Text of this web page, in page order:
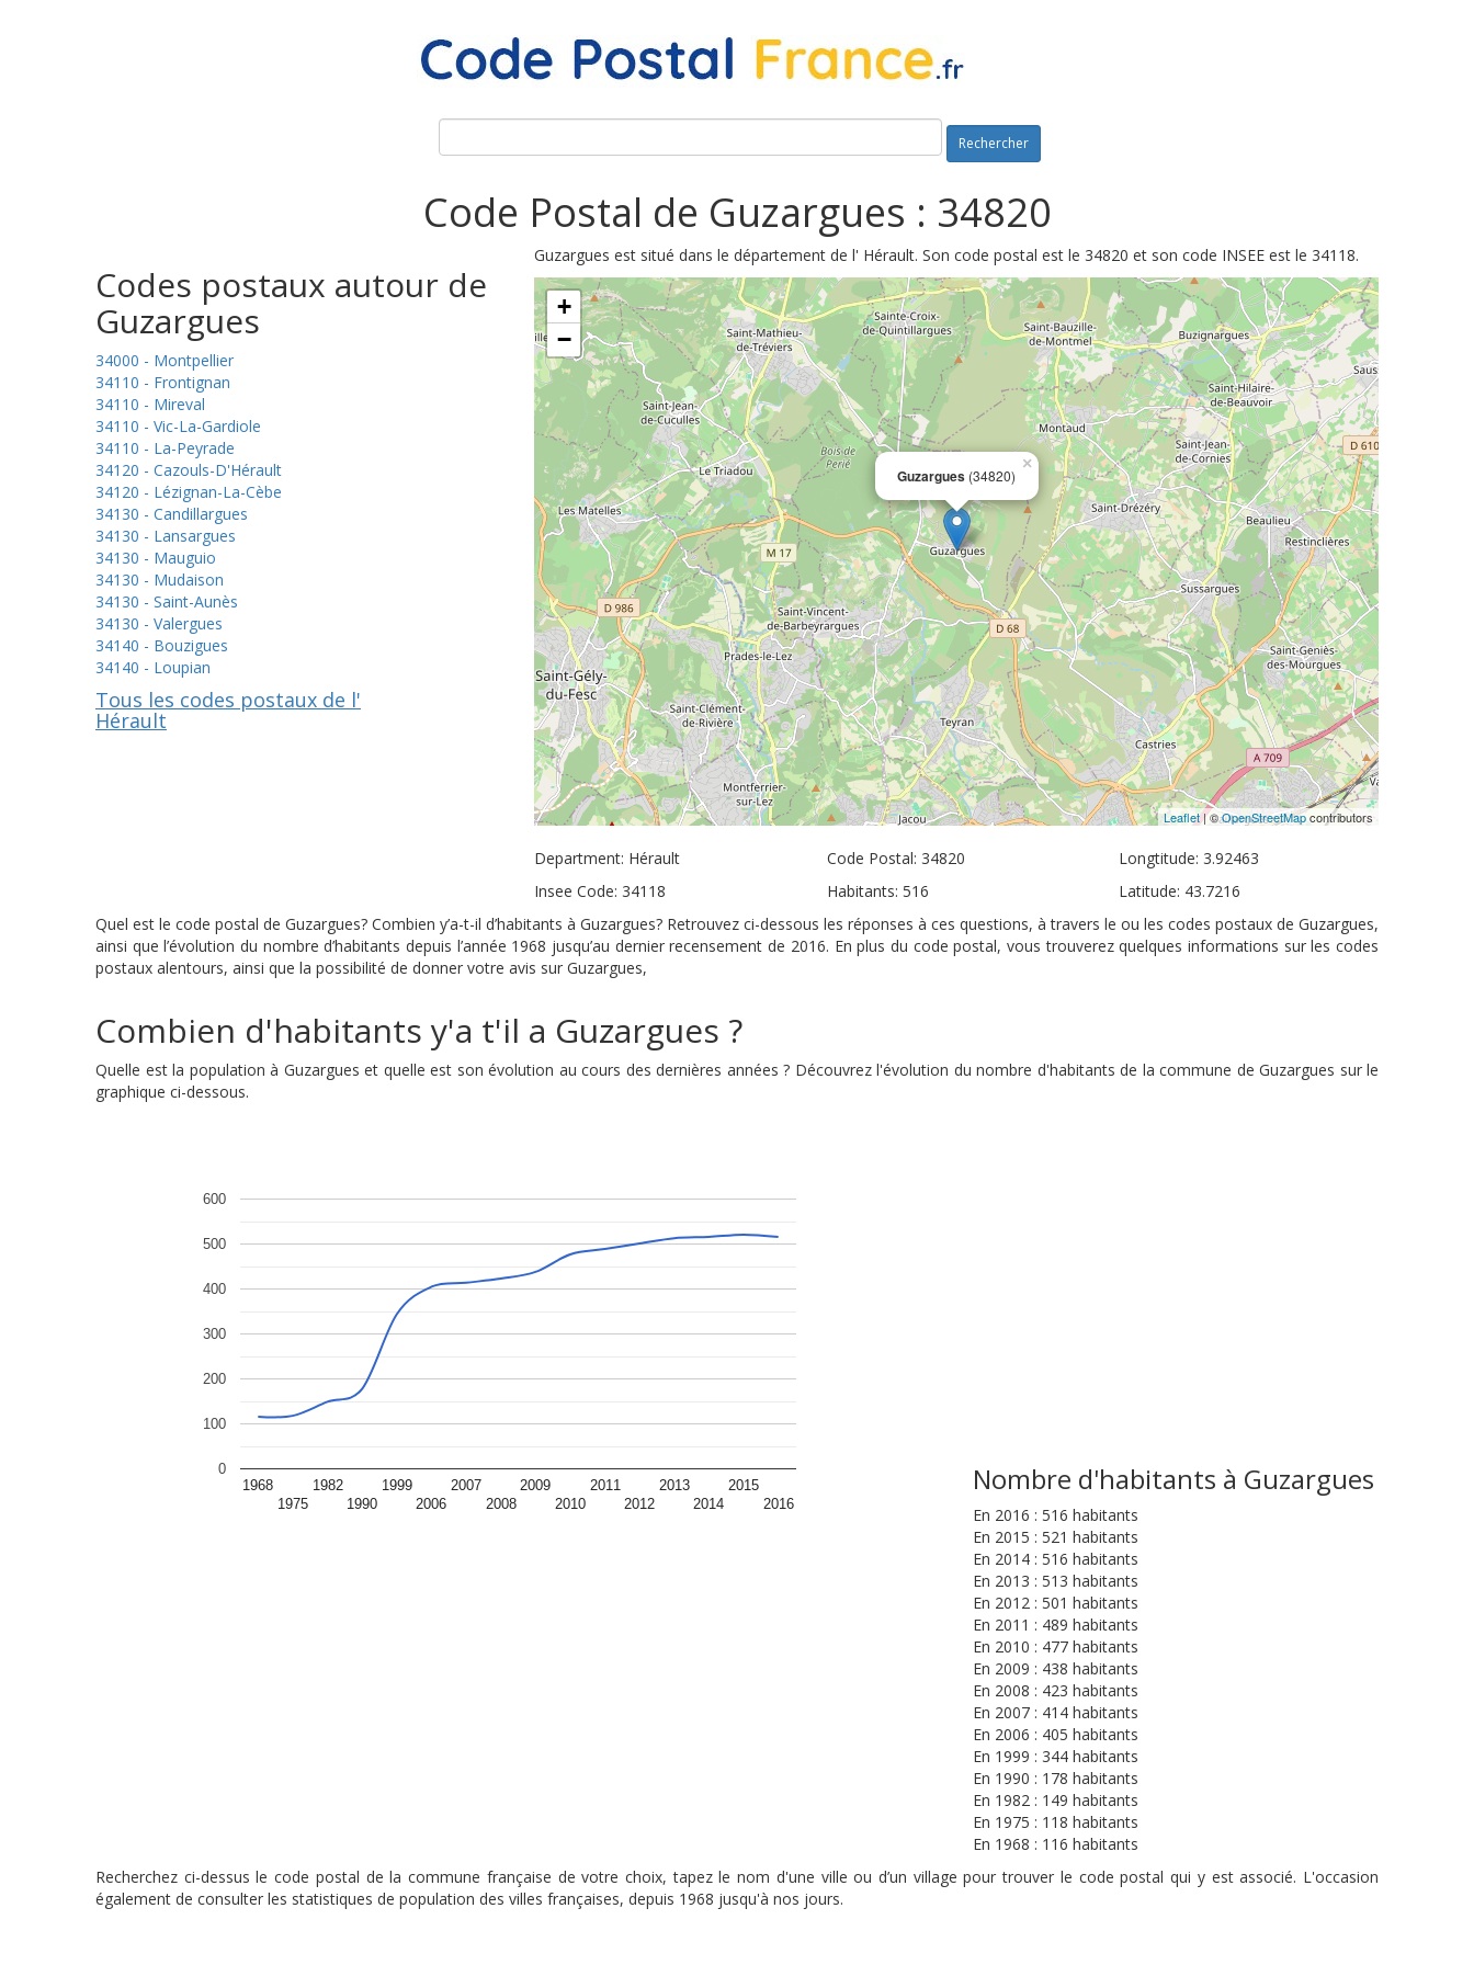
Rechercher
Code Postal de Guzargues : 34820
Codes postaux autour de
Guzargues
34000 - Montpellier
34110 - Frontignan
34110 - Mireval
34110 - Vic-La-Gardiole
34110 - La-Peyrade
34120 - Cazouls-D'Hérault
34120 - Lézignan-La-Cèbe
34130 - Candillargues
34130 - Lansargues
34130 - Mauguio
34130 - Mudaison
34130 - Saint-Aunès
34130 - Valergues
34140 - Bouzigues
34140 - Loupian
Tous les codes postaux de l'
Hérault
Guzargues est situé dans le département de l' Hérault. Son code postal est le 34820 et son code INSEE est le 34118.
Guzargues (34820)
×
+
−
Leaflet| ©OpenStreetMapcontributors
Department: Hérault
Insee Code: 34118
Code Postal: 34820
Habitants: 516
Longtitude: 3.92463
Latitude: 43.7216
Quel est le code postal de Guzargues? Combien y’a-t-il d’habitants à Guzargues? Retrouvez ci-dessous les réponses à ces questions, à travers le ou les codes postaux de Guzargues,
ainsi que l’évolution du nombre d’habitants depuis l’année 1968 jusqu’au dernier recensement de 2016. En plus du code postal, vous trouverez quelques informations sur les codes
postaux alentours, ainsi que la possibilité de donner votre avis sur Guzargues,
Combien d'habitants y'a t'il a Guzargues ?
Quelle est la population à Guzargues et quelle est son évolution au cours des dernières années ? Découvrez l'évolution du nombre d'habitants de la commune de Guzargues sur le
graphique ci-dessous.
1968
1975
1982
1990
1999
2006
2007
2008
2009
2010
2011
2012
2013
2014
2015
2016
0
100
200
300
400
500
600
Nombre d'habitants à Guzargues
En 2016 : 516 habitants
En 2015 : 521 habitants
En 2014 : 516 habitants
En 2013 : 513 habitants
En 2012 : 501 habitants
En 2011 : 489 habitants
En 2010 : 477 habitants
En 2009 : 438 habitants
En 2008 : 423 habitants
En 2007 : 414 habitants
En 2006 : 405 habitants
En 1999 : 344 habitants
En 1990 : 178 habitants
En 1982 : 149 habitants
En 1975 : 118 habitants
En 1968 : 116 habitants
Recherchez ci-dessus le code postal de la commune française de votre choix, tapez le nom d'une ville ou d’un village pour trouver le code postal qui y est associé. L'occasion
également de consulter les statistiques de population des villes françaises, depuis 1968 jusqu'à nos jours.